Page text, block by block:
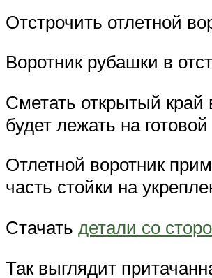
Отстрочить отлетной
Воротник рубашки в
Сметать открытый край
будет лежать на
Отлетной воротник
часть стойки на
Стачать детали со
Так выглядит